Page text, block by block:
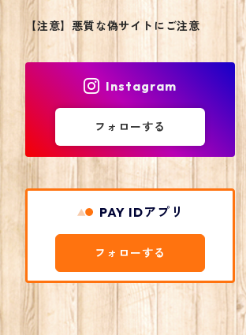
【注意】悪質な偽サイトにご注意
Instagram
フォローする
PAY IDアプリ
フォローする